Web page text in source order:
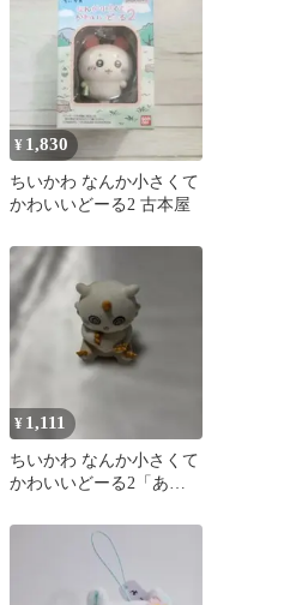
¥ 1,830
ちいかわ なんか小さくて
かわいいどーる2 古本屋
¥ 1,111
ちいかわ なんか小さくて
かわいいどーる2「あの